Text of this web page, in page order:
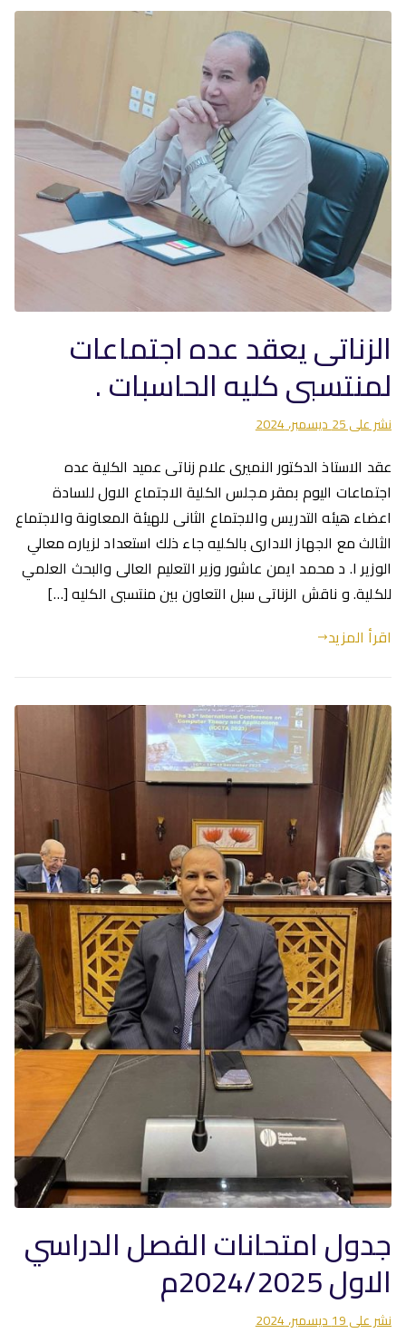
الزناتى يعقد عده اجتماعات
لمنتسبى كليه الحاسبات .
نشر على25 ديسمبر، 2024
عقد الاستاذ الدكتور النميرى علام زناتى عميد الكلية عده
اجتماعات اليوم بمقر مجلس الكلية الاجتماع الاول للسادة
اعضاء هيئه التدريس والاجتماع الثانى للهيئة المعاونة والاجتماع
الثالث مع الجهاز الادارى بالكليه جاء ذلك استعداد لزياره معالي
الوزير ا. د محمد ايمن عاشور وزير التعليم العالى والبحث العلمي
للكلية. و ناقش الزناتى سبل التعاون بين منتسبى الكليه […]
اقرأ المزيد
جدول امتحانات الفصل الدراسي
الاول 2024/2025م
نشر على19 ديسمبر، 2024